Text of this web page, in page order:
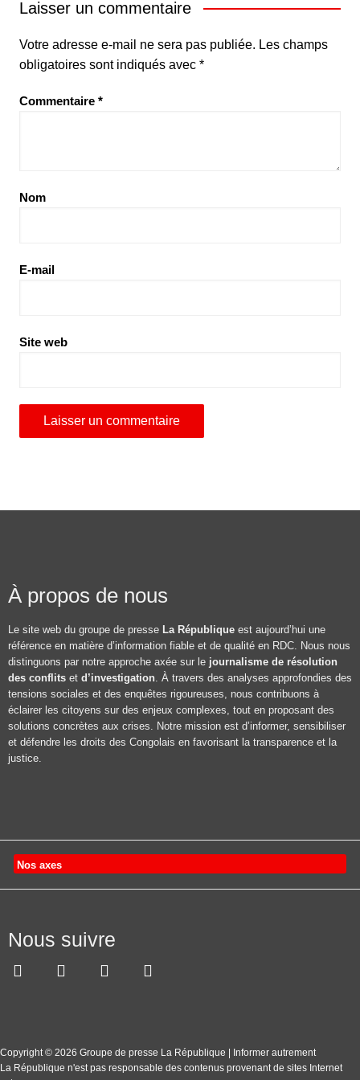
Laisser un commentaire
Votre adresse e-mail ne sera pas publiée. Les champs
obligatoires sont indiqués avec *
Commentaire *
Nom
E-mail
Site web
À propos de nous
Le site web du groupe de presse La République est aujourd’hui une
référence en matière d’information fiable et de qualité en RDC. Nous nous
distinguons par notre approche axée sur le journalisme de résolution
des conflits et d’investigation. À travers des analyses approfondies des
tensions sociales et des enquêtes rigoureuses, nous contribuons à
éclairer les citoyens sur des enjeux complexes, tout en proposant des
solutions concrètes aux crises. Notre mission est d’informer, sensibiliser
et défendre les droits des Congolais en favorisant la transparence et la
justice.
Nos axes
Nous suivre
Copyright © 2026 Groupe de presse La République | Informer autrement
La République n'est pas responsable des contenus provenant de sites Internet